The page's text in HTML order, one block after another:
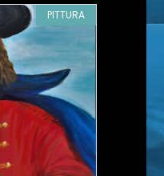
PITTURA